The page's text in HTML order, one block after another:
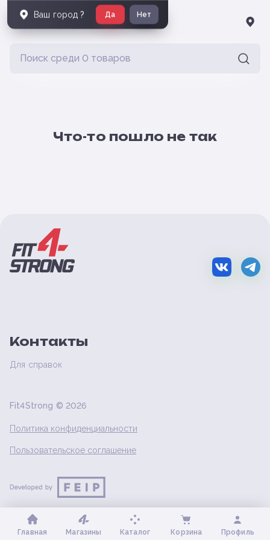
Что-то пошло не так
Контакты
Для справок
Fit4Strong © 2026
Политика конфиденциальности
Пользовательское соглашение
Главная Магазины Каталог Корзина Профиль
Ваш город ? Да Нет